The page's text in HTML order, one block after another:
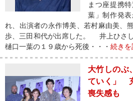
まつ座提携
葉」制作発
れ、出演者の永作博美、若村麻由美、
歩、三田和代が出席した。 井上ひさし
樋口一葉の１９歳から死後・・・ 続きを
大竹しのぶ
ていく」
喪失感も